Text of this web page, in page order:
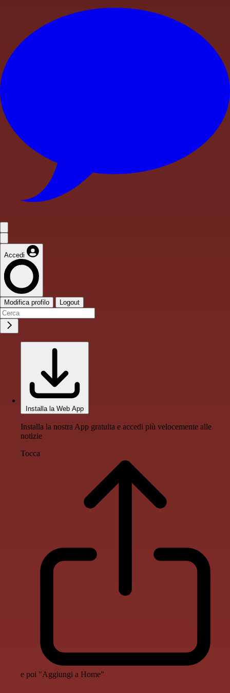
Accedi
Modifica profilo Logout
Installa la Web App
Installa la nostra App gratuita e accedi più velocemente alle
notizie
Tocca
e poi "Aggiungi a Home"